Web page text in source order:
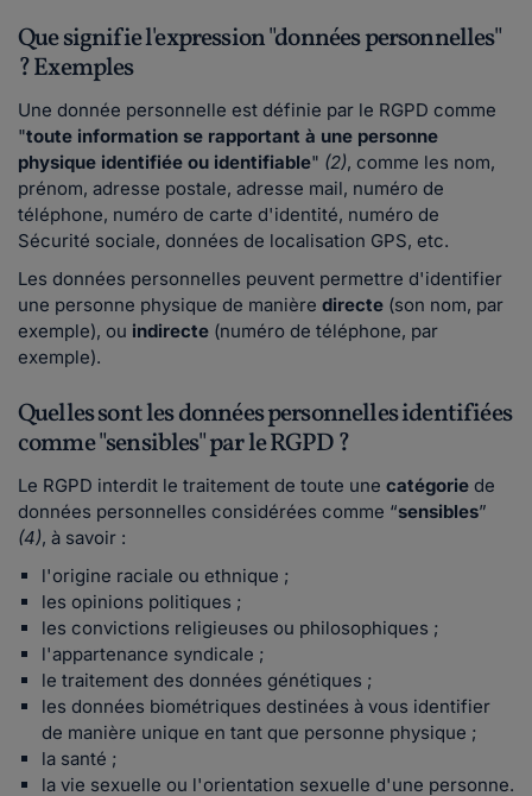
Que signifie l'expression "données personnelles"
? Exemples
Une donnée personnelle est définie par le RGPD comme
"toute information se rapportant à une personne
physique identifiée ou identifiable" (2), comme les nom,
prénom, adresse postale, adresse mail, numéro de
téléphone, numéro de carte d'identité, numéro de
Sécurité sociale, données de localisation GPS, etc.
Les données personnelles peuvent permettre d'identifier
une personne physique de manière directe (son nom, par
exemple), ou indirecte (numéro de téléphone, par
exemple).
Quelles sont les données personnelles identifiées
comme "sensibles" par le RGPD ?
Le RGPD interdit le traitement de toute une catégorie de
données personnelles considérées comme “sensibles”
(4), à savoir :
l'origine raciale ou ethnique ;
les opinions politiques ;
les convictions religieuses ou philosophiques ;
l'appartenance syndicale ;
le traitement des données génétiques ;
les données biométriques destinées à vous identifier
de manière unique en tant que personne physique ;
la santé ;
la vie sexuelle ou l'orientation sexuelle d'une personne.